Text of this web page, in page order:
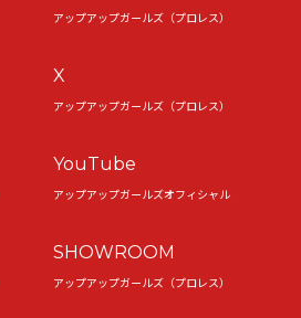
アップアップガールズ（プロレス）
X
アップアップガールズ（プロレス）
YouTube
アップアップガールズオフィシャル
SHOWROOM
アップアップガールズ（プロレス）